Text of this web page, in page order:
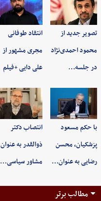
تصویر جدید از
محمود احمدی‌نژاد
در جلسه…
انتقاد طوفانی
مجری مشهور از
علی دایی +فیلم
با حکم مسعود
پزشکیان، محسن
رضایی به عنوان…
انتصاب دکتر
ذوالقدر به عنوان
مشاور سیاسی…
مطالب برتر